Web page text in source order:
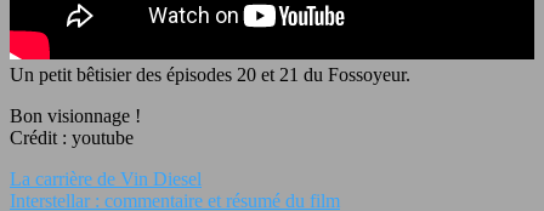
Un petit bêtisier des épisodes 20 et 21 du Fossoyeur.
Bon visionnage !
Crédit : youtube
La carrière de Vin Diesel
Interstellar : commentaire et résumé du film